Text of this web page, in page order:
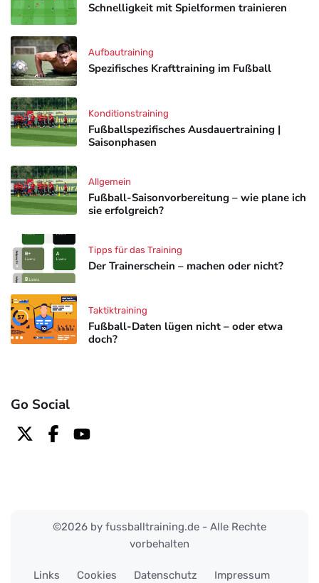
Schnelligkeit mit Spielformen trainieren
Spezifisches Krafttraining im Fußball
Aufbautraining
Fußballspezifisches Ausdauertraining |
Saisonphasen
Konditionstraining
Fußball-Saisonvorbereitung – wie plane ich
sie erfolgreich?
Allgemein
Der Trainerschein – machen oder nicht?
Tipps für das Training
Fußball-Daten lügen nicht – oder etwa
doch?
Taktiktraining
Go Social
©2026 by fussballtraining.de - Alle Rechte
vorbehalten
Links Cookies Datenschutz Impressum